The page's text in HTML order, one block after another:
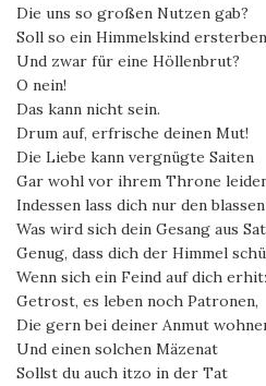
Die uns so großen Nutzen gab?
Soll so ein Himmelskind
Und zwar für eine Höllenbrut?
O nein!
Das kann nicht sein.
Drum auf, erfrische deinen Mut!
Die Liebe kann vergnügte Saiten
Gar wohl vor ihrem Throne
Indessen lass dich nur den
Was wird sich dein Gesang aus
Genug, dass dich der Himmel
Wenn sich ein Feind auf dich
Getrost, es leben noch Patronen,
Die gern bei deiner Anmut
Und einen solchen Mäzenat
Sollst du auch itzo in der Tat